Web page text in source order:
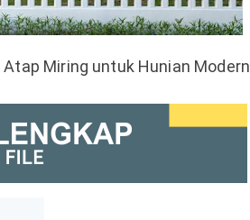
Miring untuk Hunian Modern